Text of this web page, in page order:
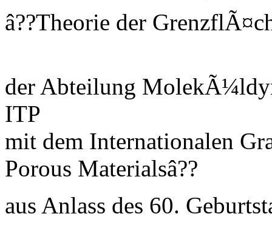
â??Theorie der
der Abteilung
ITP
mit dem Internationalen
Porous Materialsâ??
aus Anlass des 60.